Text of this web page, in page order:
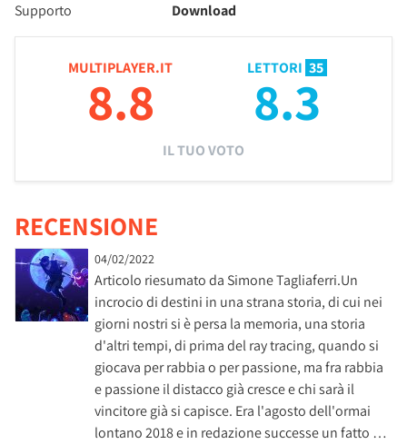
Supporto
Download
MULTIPLAYER.IT
8.8
LETTORI 35
8.3
IL TUO VOTO
RECENSIONE
04/02/2022
Articolo riesumato da Simone Tagliaferri.Un
incrocio di destini in una strana storia, di cui nei
giorni nostri si è persa la memoria, una storia
d'altri tempi, di prima del ray tracing, quando si
giocava per rabbia o per passione, ma fra rabbia
e passione il distacco già cresce e chi sarà il
vincitore già si capisce. Era l'agosto dell'ormai
lontano 2018 e in redazione successe un fatto …